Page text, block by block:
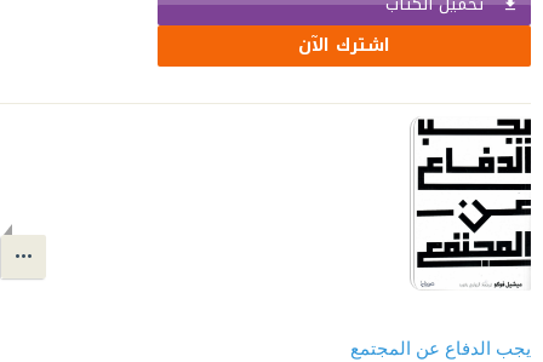
اشترك الآن
يجب الدفاع عن المجتمع